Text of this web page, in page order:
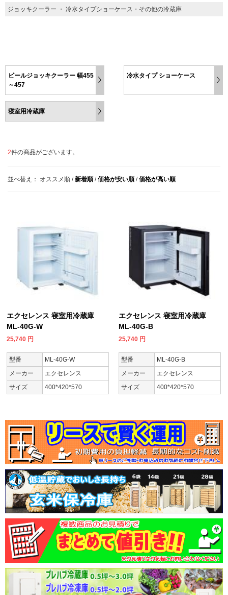
ジョッキクーラー ・ 冷水タイプショーケース・その他の冷蔵庫
ビールジョッキクーラー 幅455
～457
冷水タイプ ショーケース
寝室用冷蔵庫
2件の商品がございます。
並べ替え： オススメ順 /新着順 /価格が安い順 /価格が高い順
エクセレンス 寝室用冷蔵庫
ML-40G-W
25,740 円
型番
ML-40G-W
メーカー
エクセレンス
サイズ
400*420*570
エクセレンス 寝室用冷蔵庫
ML-40G-B
25,740 円
型番
ML-40G-B
メーカー
エクセレンス
サイズ
400*420*570